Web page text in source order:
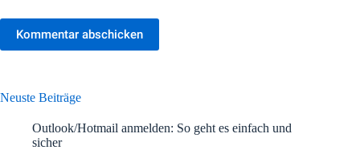
Kommentar abschicken
Neuste Beiträge
Outlook/Hotmail anmelden: So geht es einfach und
sicher